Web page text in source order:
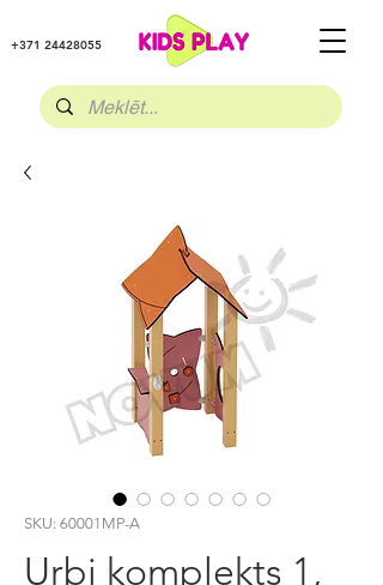
+371 24428055
SKU: 60001MP-A
Urbi komplekts 1,